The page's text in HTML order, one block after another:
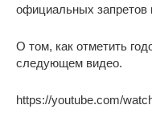
официальных запретов
О том, как отметить
следующем видео.
https://youtube.com/